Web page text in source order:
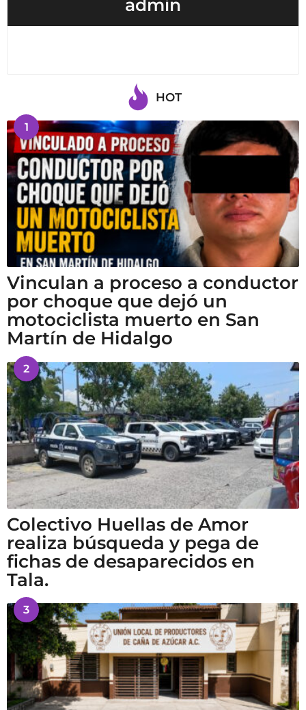
admin
HOT
1
Vinculan a proceso a conductor
por choque que dejó un
motociclista muerto en San
Martín de Hidalgo
2
Colectivo Huellas de Amor
realiza búsqueda y pega de
fichas de desaparecidos en
Tala.
3